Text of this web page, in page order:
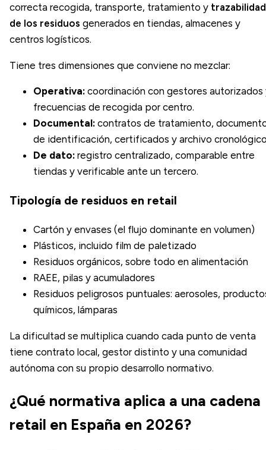
correcta recogida, transporte, tratamiento y trazabilidad
de los residuos generados en tiendas, almacenes y
centros logísticos.
Tiene tres dimensiones que conviene no mezclar:
Operativa: coordinación con gestores autorizados
frecuencias de recogida por centro.
Documental: contratos de tratamiento,
de identificación, certificados y archivo
De dato: registro centralizado, comparable entre
tiendas y verificable ante un tercero.
Tipología de residuos en retail
Cartón y envases (el flujo dominante en volumen)
Plásticos, incluido film de paletizado
Residuos orgánicos, sobre todo en alimentación
RAEE, pilas y acumuladores
Residuos peligrosos puntuales: aerosoles,
químicos, lámparas
La dificultad se multiplica cuando cada punto de venta
tiene contrato local, gestor distinto y una comunidad
autónoma con su propio desarrollo normativo.
¿Qué normativa aplica a una cadena
retail en España en 2026?